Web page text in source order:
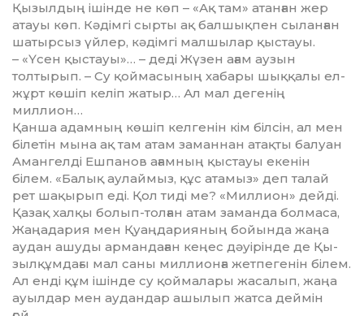
Қызылдың ішінде не көп – «Ақ там» атанған жер
атауы көп. Кәдімгі сырты ақ балшықпен сыланған
шатырсыз үйлер, кәдімгі малшылар қыстауы.
– «Үсен қыстауы»… – деді Жүзен ағам аузын
толтырып. – Су қоймасының хабары шыққалы ел-
жұрт көшіп келіп жатыр… Ал мал дегенің
миллион…
Қанша адамның көшіп келге­нін кім білсін, ал мен
білетін мына ақ там атам заманнан атақты ба­луан
Амангелді Ешпанов ағамның қыстауы екенін
білем. «Балық ау­лаймыз, құс атамыз» деп талай
рет шақырып еді. Қол тиді ме? «Мил­лион» дейді.
Қазақ халқы болып-толған атам заманда болмаса,
Жаңадария мен Қуаңдарияның бойында жаңа
аудан ашуды арман­даған кеңес дәуірінде де Қы­
зылқұмдағы мал саны миллионға жетпегенін білем.
Ал енді құм ішінде су қоймалары жасалып, жаңа
ауылдар мен аудандар ашы­лып жатса деймін